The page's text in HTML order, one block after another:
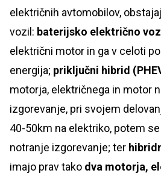
električnih avtomobilov,
vozil: baterijsko električno
električni motor in ga v celoti
energija; priključni hibrid
motorja, električnega in motor
izgorevanje, pri svojem
40-50km na elektriko, potem
notranje izgorevanje; ter
imajo prav tako dva motorja,